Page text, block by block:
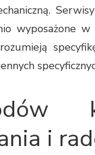
wyposażone
i